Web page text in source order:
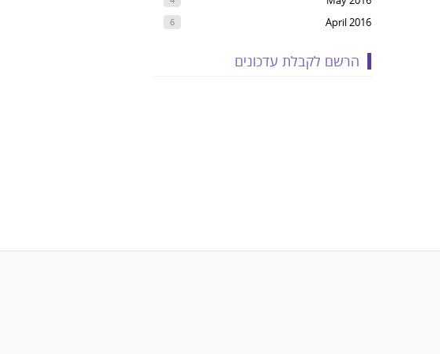
April 2016
6
הרשם לקבלת עדכונים